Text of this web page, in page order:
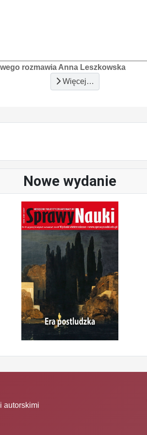
Nowe wydanie
rozmawia Anna Leszkowska
Więcej…
autorskimi